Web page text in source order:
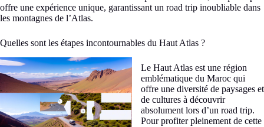
offre une expérience unique, garantissant un road trip inoubliable dans
les montagnes de l’Atlas.
Quelles sont les étapes incontournables du Haut Atlas ?
Le Haut Atlas est une région
emblématique du Maroc qui
offre une diversité de paysages et
de cultures à découvrir
absolument lors d’un road trip.
Pour profiter pleinement de cette